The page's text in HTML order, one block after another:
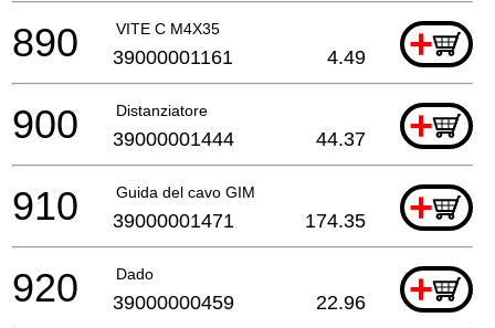
VITE C M4X35 +
890 39000001161 4.49
Distanziatore +
900 39000001444 44.37
Guida del cavo GIM +
910 39000001471 174.35
Dado +
920 39000000459 22.96